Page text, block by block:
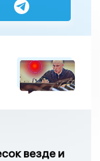
везде и